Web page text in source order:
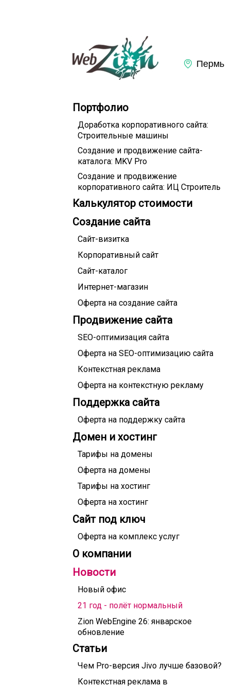
Портфолио
Доработка корпоративного сайта:
Строительные машины
Создание и продвижение сайта-
каталога: MKV Pro
Создание и продвижение
корпоративного сайта: ИЦ Строитель
Калькулятор стоимости
Создание сайта
Сайт-визитка
Корпоративный сайт
Сайт-каталог
Интернет-магазин
Оферта на создание сайта
Продвижение сайта
SEO-оптимизация сайта
Оферта на SEO-оптимизацию сайта
Контекстная реклама
Оферта на контекстную рекламу
Поддержка сайта
Оферта на поддержку сайта
Домен и хостинг
Тарифы на домены
Оферта на домены
Тарифы на хостинг
Оферта на хостинг
Сайт под ключ
Оферта на комплекс услуг
О компании
Новости
Новый офис
21 год - полёт нормальный
Zion WebEngine 26: январское
обновление
Статьи
Чем Pro-версия Jivo лучше базовой?
Контекстная реклама в